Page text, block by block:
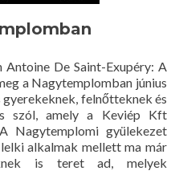
De Saint-Exupéry: A
a Nagytemplomban június
gyerekeknek, felnőtteknek és
szól, amely a Keviép Kft
Nagytemplomi gyülekezet
alkalmak mellett ma már
is teret ad, melyek